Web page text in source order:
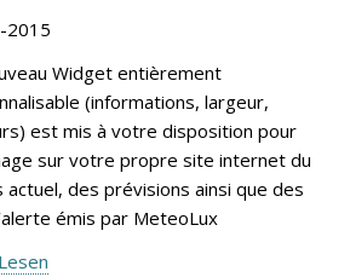
2015
Widget entièrement
(informations, largeur,
est mis à votre disposition pour
sur votre propre site internet du
actuel, des prévisions ainsi que des
émis par MeteoLux